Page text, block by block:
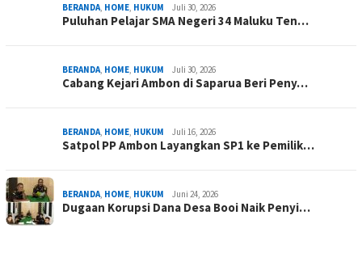
BERANDA, HOME, HUKUM Juli 30, 2026
Puluhan Pelajar SMA Negeri 34 Maluku Ten…
BERANDA, HOME, HUKUM Juli 30, 2026
Cabang Kejari Ambon di Saparua Beri Peny…
BERANDA, HOME, HUKUM Juli 16, 2026
Satpol PP Ambon Layangkan SP1 ke Pemilik…
BERANDA, HOME, HUKUM Juni 24, 2026
Dugaan Korupsi Dana Desa Booi Naik Penyi…